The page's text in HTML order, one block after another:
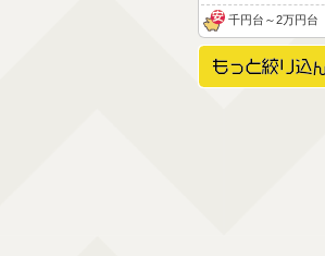
千円台～2万円台